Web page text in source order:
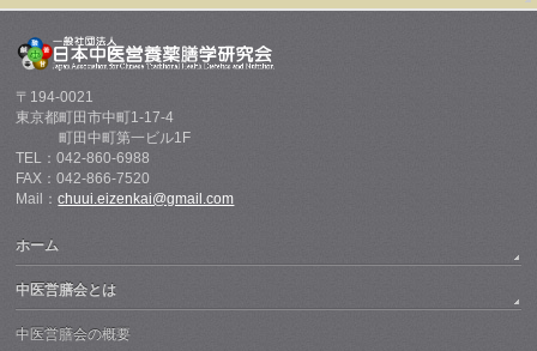
〒194-0021
東京都町田市中町1-17-4
町田中町第一ビル1F
TEL：042-860-6988
FAX：042-866-7520
Mail：chuui.eizenkai@gmail.com
ホーム
中医営膳会とは
中医営膳会の概要